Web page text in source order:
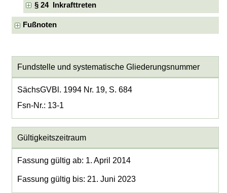
§ 24 Inkrafttreten
Fußnoten
Fundstelle und systematische Gliederungsnummer
SächsGVBl. 1994 Nr. 19, S. 684
Fsn-Nr.: 13-1
Gültigkeitszeitraum
Fassung gültig ab: 1. April 2014
Fassung gültig bis: 21. Juni 2023